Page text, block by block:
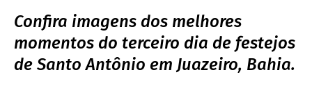
Confira imagens dos melhores
momentos do terceiro dia de festejos
de Santo Antônio em Juazeiro, Bahia.